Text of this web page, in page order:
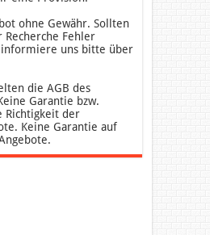
ohne Gewähr. Sollten
Fehler
informiere uns bitte über
die AGB des
Garantie bzw.
Richtigkeit der
Keine Garantie auf